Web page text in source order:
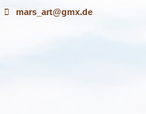
mars_art@gmx.de